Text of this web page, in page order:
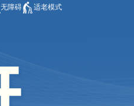
无障碍 适老模式